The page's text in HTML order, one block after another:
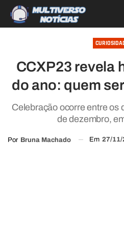
CCXP23 revela
do ano: quem
Celebração ocorre entre os
de dezembro,
Por Bruna Machado Em 27/11/